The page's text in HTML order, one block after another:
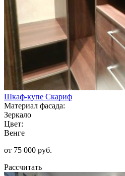
Шкаф-купе Скариф
Материал фасада:
Зеркало
Цвет:
Венге
от 75 000 руб.
Рассчитать